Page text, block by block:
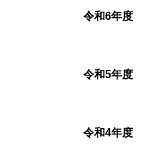
令和6年度
令和5年度
令和4年度